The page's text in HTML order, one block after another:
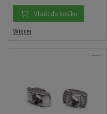
Vložit do košíku
Więcej